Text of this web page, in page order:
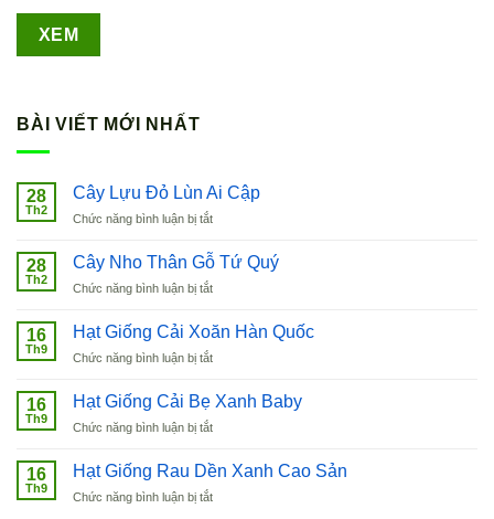
BÀI VIẾT MỚI NHẤT
28
Th2
Cây Lựu Đỏ Lùn Ai Cập
Chức năng bình luận bị tắtở
Lựu
Lùn
Cập
28
Th2
Cây Nho Thân Gỗ Tứ Quý
Chức năng bình luận bị tắtở
Nho
Gỗ
Quý
16
Th9
Hạt Giống Cải Xoăn Hàn Quốc
Chức năng bình luận bị tắtở
Giống
Xoăn
Quốc
16
Th9
Hạt Giống Cải Bẹ Xanh Baby
Chức năng bình luận bị tắtở
Giống
Bẹ
16
Th9
Hạt Giống Rau Dền Xanh Cao Sản
Chức năng bình luận bị tắtở